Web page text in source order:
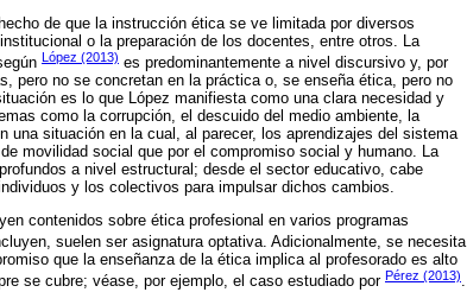
de que la instrucción ética se ve limitada por diversos
o la preparación de los docentes, entre otros. La
López (2013) es predominantemente a nivel discursivo y, por
pero no se concretan en la práctica o, se enseña ética, pero no
es lo que López manifiesta como una clara necesidad y
como la corrupción, el descuido del medio ambiente, la
situación en la cual, al parecer, los aprendizajes del sistema
movilidad social que por el compromiso social y humano. La
a nivel estructural; desde el sector educativo, cabe
y los colectivos para impulsar dichos cambios.
contenidos sobre ética profesional en varios programas
suelen ser asignatura optativa. Adicionalmente, se necesita
que la enseñanza de la ética implica al profesorado es alto
se cubre; véase, por ejemplo, el caso estudiado por Pérez (2013).